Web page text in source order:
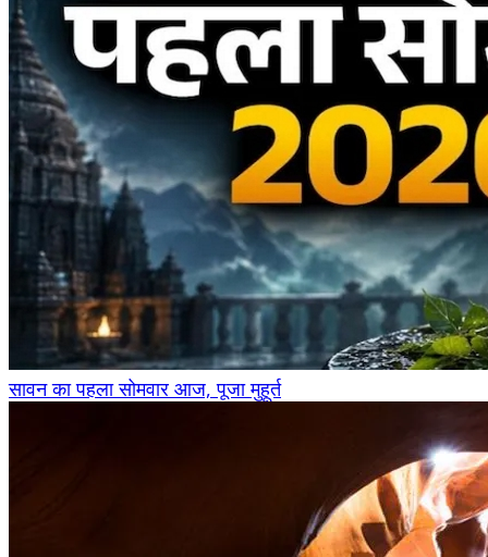
सावन का पहला सोमवार आज, पूजा मुहूर्त